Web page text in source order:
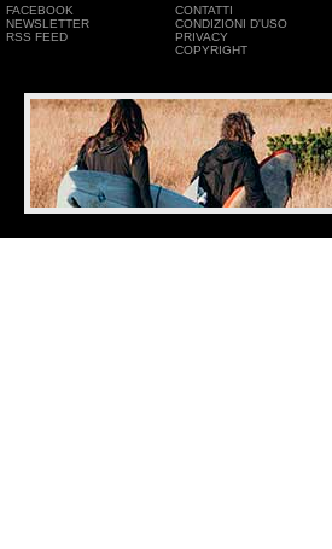
FACEBOOK
NEWSLETTER
RSS FEED
CONTATTI
CONDIZIONI D'USO
PRIVACY
COPYRIGHT